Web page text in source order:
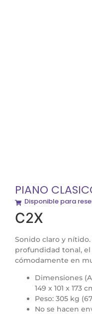
PIANO
Disponible para
C2X
Sonido claro y
profundidad tonal, el
cómodamente en
Dimensiones
149 x 101 x 173
Peso: 305 kg
No se hacen